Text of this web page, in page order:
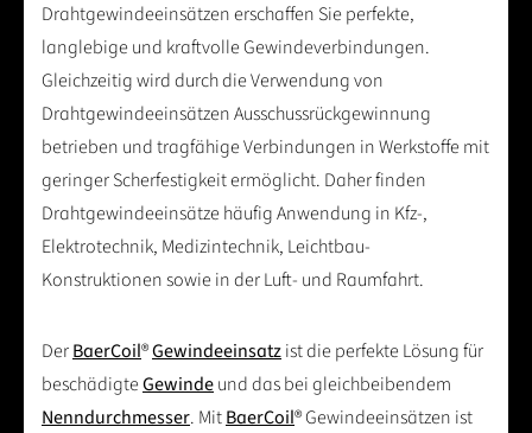
Drahtgewindeeinsätzen erschaffen Sie perfekte,
langlebige und kraftvolle Gewindeverbindungen.
Gleichzeitig wird durch die Verwendung von
Drahtgewindeeinsätzen Ausschussrückgewinnung
betrieben und tragfähige Verbindungen in Werkstoffe mit
geringer Scherfestigkeit ermöglicht. Daher finden
Drahtgewindeeinsätze häufig Anwendung in Kfz-,
Elektrotechnik, Medizintechnik, Leichtbau-
Konstruktionen sowie in der Luft- und Raumfahrt.
DerBaerCoil®Gewindeeinsatzist die perfekte Lösung für
beschädigteGewindeund das bei gleichbeibendem
Nenndurchmesser. MitBaerCoil® Gewindeeinsätzen ist